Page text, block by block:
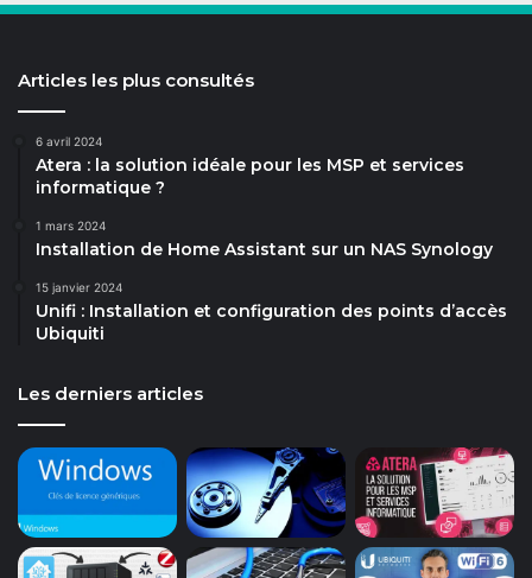
Articles les plus consultés
6 avril 2024
Atera : la solution idéale pour les MSP et services
informatique ?
1 mars 2024
Installation de Home Assistant sur un NAS Synology
15 janvier 2024
Unifi : Installation et configuration des points d’accès
Ubiquiti
Les derniers articles